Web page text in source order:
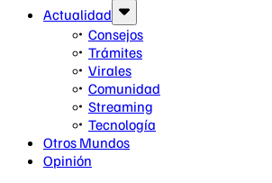
Actualidad
Consejos
Trámites
Virales
Comunidad
Streaming
Tecnología
Otros Mundos
Opinión